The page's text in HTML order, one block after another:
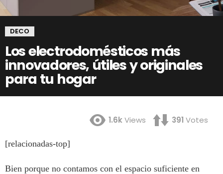
DECO
Los electrodomésticos más
innovadores, útiles y originales
para tu hogar
1.6kViews 391 Votes
[relacionadas-top]
Bien porque no contamos con el espacio suficiente en